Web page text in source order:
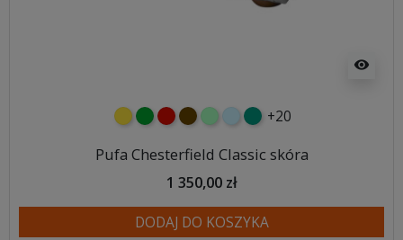
visibility
żółtyzielonyczerwony
czekoladowy
miętowybłękitny
turkusowy
+20
Pufa Chesterfield Classic skóra
1 350,00 zł
DODAJ DO KOSZYKA